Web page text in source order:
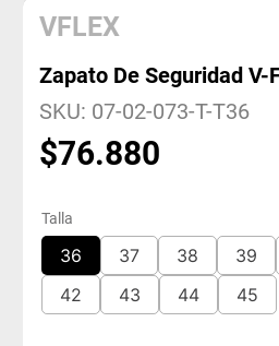
VFLEX
Zapato De Seguridad V-
SKU: 07-02-073-T-T36
$76.880
Talla
36 37 38 39
42
43 44 45